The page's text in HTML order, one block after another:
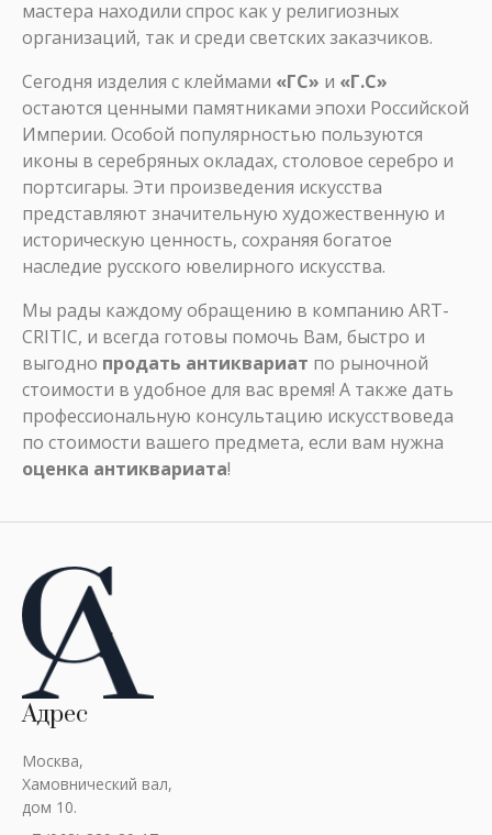
мастера находили спрос как у религиозных
организаций, так и среди светских заказчиков.
Сегодня изделия с клеймами «ГС» и «Г.С»
остаются ценными памятниками эпохи Российской
Империи. Особой популярностью пользуются
иконы в серебряных окладах, столовое серебро и
портсигары. Эти произведения искусства
представляют значительную художественную и
историческую ценность, сохраняя богатое
наследие русского ювелирного искусства.
Мы рады каждому обращению в компанию ART-
CRITIC, и всегда готовы помочь Вам, быстро и
выгодно продать антиквариат по рыночной
стоимости в удобное для вас время! А также дать
профессиональную консультацию искусствоведа
по стоимости вашего предмета, если вам нужна
оценка антиквариата!
Адрес
Москва,
Хамовнический вал,
дом 10.